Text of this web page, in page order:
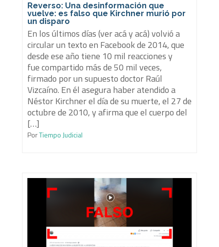
Reverso: Una desinformación que
vuelve: es falso que Kirchner murió por
un disparo
En los últimos días (ver acá y acá) volvió a
circular un texto en Facebook de 2014, que
desde ese año tiene 10 mil reacciones y
fue compartido más de 50 mil veces,
firmado por un supuesto doctor Raúl
Vizcaíno. En él asegura haber atendido a
Néstor Kirchner el día de su muerte, el 27 de
octubre de 2010, y afirma que el cuerpo del
[…]
PorTiempo Judicial